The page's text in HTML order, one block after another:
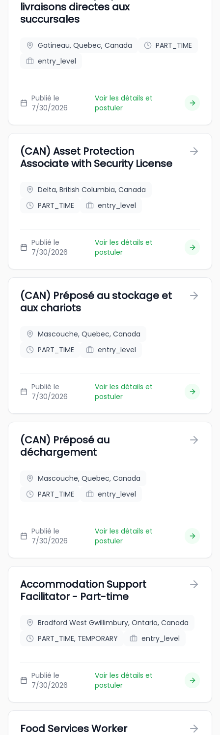
livraisons directes aux
succursales
Gatineau, Quebec, Canada
PART_TIME
entry_level
Publié le
7/30/2026
Voir les détails et
postuler
(CAN) Asset Protection
Associate with Security License
Delta, British Columbia, Canada
PART_TIME
entry_level
Publié le
7/30/2026
Voir les détails et
postuler
(CAN) Préposé au stockage et
aux chariots
Mascouche, Quebec, Canada
PART_TIME
entry_level
Publié le
7/30/2026
Voir les détails et
postuler
(CAN) Préposé au
déchargement
Mascouche, Quebec, Canada
PART_TIME
entry_level
Publié le
7/30/2026
Voir les détails et
postuler
Accommodation Support
Facilitator - Part-time
Bradford West Gwillimbury, Ontario, Canada
PART_TIME, TEMPORARY
entry_level
Publié le
7/30/2026
Voir les détails et
postuler
Food Services Worker